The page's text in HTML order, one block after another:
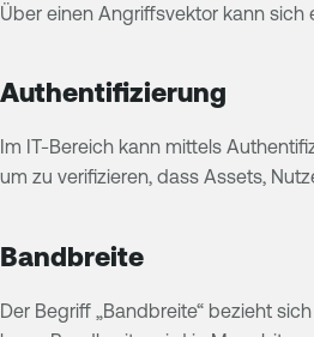
Über einen Angriffsvektor kann
Authentifizierung
Im IT-Bereich kann mittels
um zu verifizieren, dass Assets,
Bandbreite
Der Begriff „Bandbreite“ bezieht